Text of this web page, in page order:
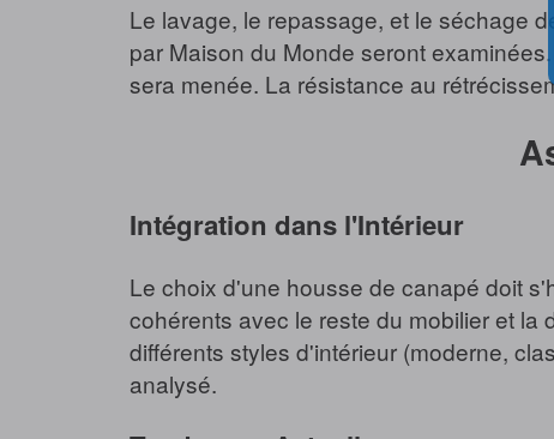
Le lavage, le repassage, et le séchage
par Maison du Monde seront
sera menée. La résistance au
Intégration dans l'Intérieur
Le choix d'une housse de canapé doit
cohérents avec le reste du mobilier et
différents styles d'intérieur (moderne,
analysé.